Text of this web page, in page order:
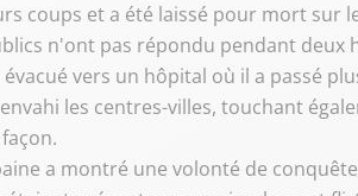
coups et a été laissé pour mort
n'ont pas répondu pendant
vers un hôpital où il a passé
les centres-villes, touchant
a montré une volonté de